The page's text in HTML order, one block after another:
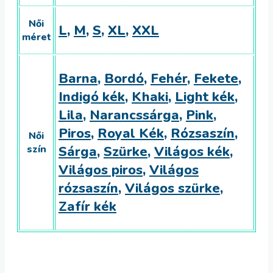
Női
méret
L, M, S, XL, XXL
Női
szín
Barna, Bordó, Fehér, Fekete,
Indigó kék, Khaki, Light kék,
Lila, Narancssárga, Pink,
Piros, Royal Kék, Rózsaszín,
Sárga, Szürke, Világos kék,
Világos piros, Világos
rózsaszín, Világos szürke,
Zafír kék